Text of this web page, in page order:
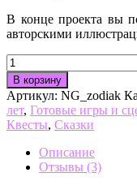
В конце проекта вы
авторскими
Количество
товара
Новогодний
зодиак
В корзину
Артикул: NG_zodiak
лет, Готовые игры и
Квесты, Сказки
Описание
Отзывы (3)